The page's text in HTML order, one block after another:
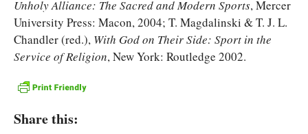
Unholy Alliance: The Sacred and Modern Sports, Mercer
University Press: Macon, 2004; T. Magdalinski & T. J. L.
Chandler (red.), With God on Their Side: Sport in the
Service of Religion, New York: Routledge 2002.
Share this: